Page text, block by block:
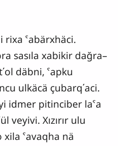
rixa ˁabärxhäci.
sasıla xabikir dağra–
däbni, ˁapku
ulkäcä çubarq΄aci.
idmer pitinciber laˁa
veyivi. Xızırır ulu
xila ˁavaqha nä